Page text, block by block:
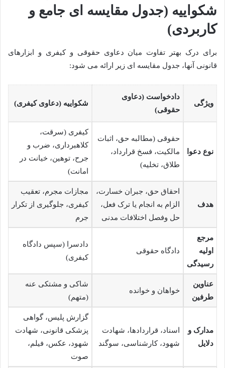
شکواییه (جدول مقایسه ای جامع و
کاربردی)
برای درک بهتر تفاوت میان دعاوی حقوقی و کیفری و ابزارهای
قانونی آنها، جدول مقایسه ای زیر ارائه می شود:
ویژگی
دادخواست (دعاوی
حقوقی)
شکواییه (دعاوی کیفری)
نوع دعوا
حقوقی (مطالبه حق، اثبات
مالکیت، فسخ قرارداد،
طلاق، تخلیه)
کیفری (سرقت،
کلاهبرداری، ضرب و
جرح، توهین، خیانت در
امانت)
هدف
احقاق حق، جبران خسارت،
الزام به انجام یا ترک فعل،
حل وفصل اختلافات مدنی
مجازات مجرم، تعقیب
کیفری، جلوگیری از تکرار
جرم
مرجع
اولیه
رسیدگی
دادگاه حقوقی
دادسرا (سپس دادگاه
کیفری)
عناوین
طرفین
خواهان و خوانده
شاکی و مشتکی عنه
(متهم)
مدارک و
دلایل
اسناد، قراردادها، شهادت
شهود، کارشناسی، سوگند
گزارش پلیس، گواهی
پزشکی قانونی، شهادت
شهود، عکس، فیلم،
صوت